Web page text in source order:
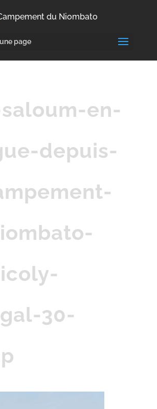
page
en-
depuis-
30-